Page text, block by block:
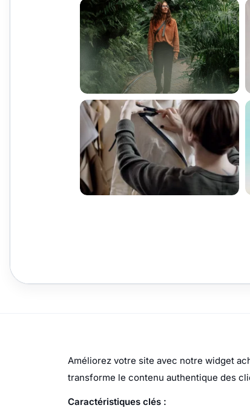
Améliorez votre site avec notre widget
transforme le contenu authentique des
Caractéristiques clés :